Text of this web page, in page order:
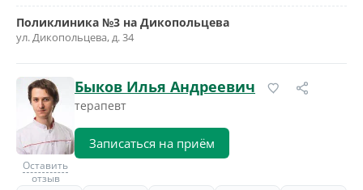
Поликлиника №3 на Дикопольцева
ул. Дикопольцева, д. 34
Оставить
отзыв
Быков Илья Андреевич
терапевт
Записаться на приём